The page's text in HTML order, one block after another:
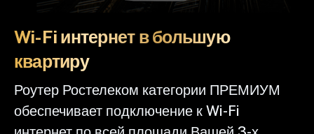
Wi-Fi интернет в большую
квартиру
Роутер Ростелеком категории ПРЕМИУМ
обеспечивает подключение к Wi-Fi